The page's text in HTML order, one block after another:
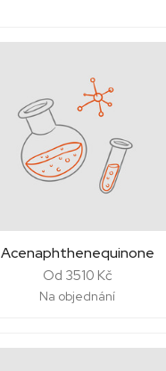
Acenaphthenequinone
Od 3510 Kč
Na objednání